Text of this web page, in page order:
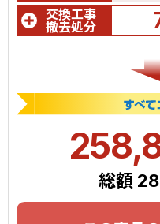
交換工事
撤去処分
総額